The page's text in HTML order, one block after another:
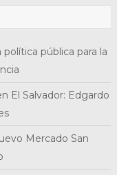
pública para la
El Salvador: Edgardo
Mercado San